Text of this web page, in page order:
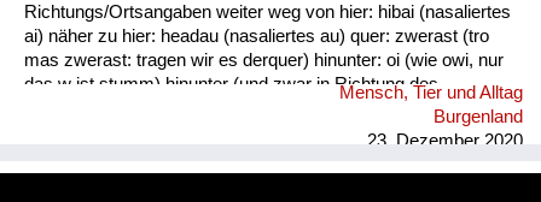
Richtungs/Ortsangaben weiter weg von hier: hibai (nasaliertes
ai) näher zu hier: headau (nasaliertes au) quer: zwerast (tro
mas zwerast: tragen wir es derquer) hinunter: oi (wie owi, nur
das w ist stumm) hinunter (und zwar in Richtung des
Sprechers): oana (kim oana - komm herunter, und zwar zu
mir) weg: dui (kais dui - wirf es weg) werfen: kai (nasaliertes
Mensch, Tier und Alltag
Burgenland
23. Dezember 2020